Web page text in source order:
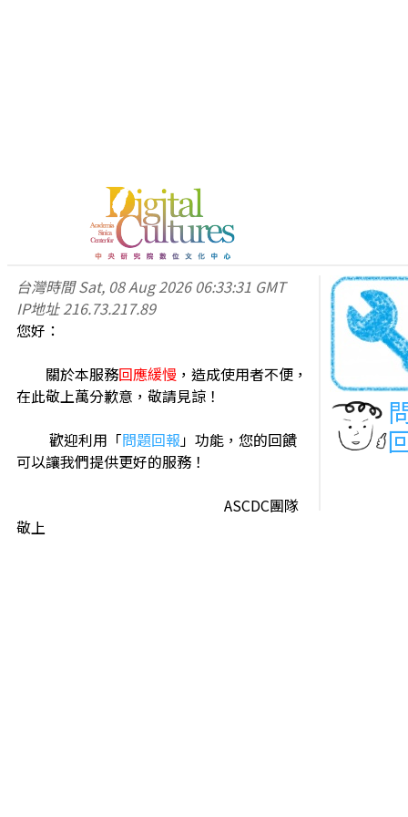
台灣時間Sat, 08 Aug 2026 06:33:31 GMT
IP地址216.73.217.89
您好：
關於本服務回應緩慢 ，造成使用者不便，
在此敬上萬分歉意，敬請見諒！
歡迎利用「問題回報」功能，您的回饋
可以讓我們提供更好的服務！
ASCDC團隊
敬上